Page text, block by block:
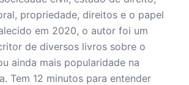
propriedade, direitos e o papel
em 2020, o autor foi um
de diversos livros sobre o
ainda mais popularidade na
Tem 12 minutos para entender